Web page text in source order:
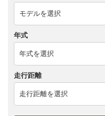
年式
走行距離